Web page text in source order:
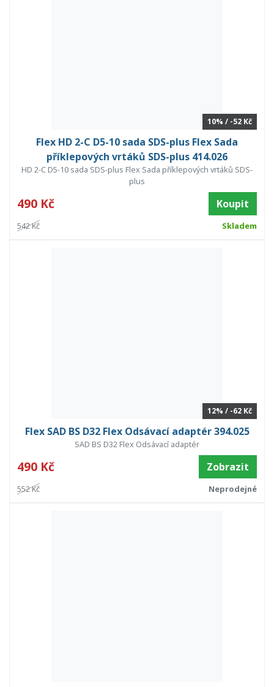
10% / -52 Kč
Flex HD 2-C D5-10 sada SDS-plus Flex Sada
příklepových vrtáků SDS-plus 414.026
HD 2-C D5-10 sada SDS-plus Flex Sada příklepových vrtáků SDS-
plus
490 Kč Koupit
542 Kč Skladem
12% / -62 Kč
Flex SAD BS D32 Flex Odsávací adaptér 394.025
SAD BS D32 Flex Odsávací adaptér
490 Kč Zobrazit
552 Kč Neprodejné